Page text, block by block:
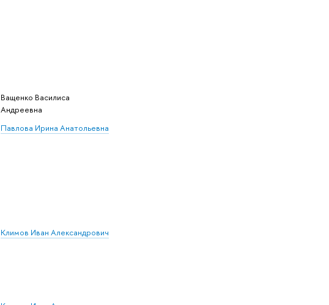
Ващенко Василиса
Андреевна
Павлова Ирина Анатольевна
Климов Иван Александрович